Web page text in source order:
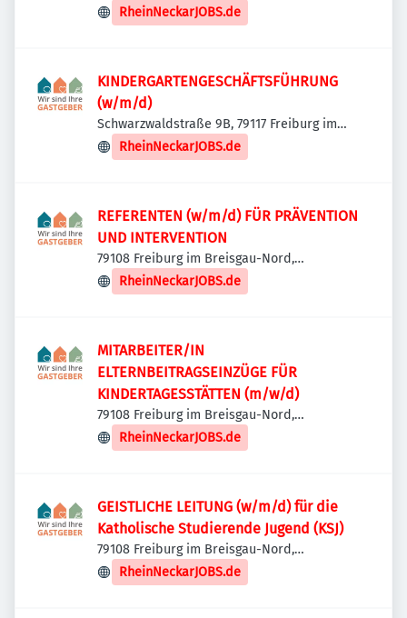
Deutschland
RheinNeckarJOBS.de
KINDERGARTENGESCHÄFTSFÜHRUNG
(w/m/d)
Schwarzwaldstraße 9B, 79117 Freiburg im
Breisgau, Deutschland
RheinNeckarJOBS.de
REFERENTEN (w/m/d) FÜR PRÄVENTION
UND INTERVENTION
79108 Freiburg im Breisgau-Nord,
Deutschland
RheinNeckarJOBS.de
MITARBEITER/IN
ELTERNBEITRAGSEINZÜGE FÜR
KINDERTAGESSTÄTTEN (m/w/d)
79108 Freiburg im Breisgau-Nord,
Deutschland
RheinNeckarJOBS.de
GEISTLICHE LEITUNG (w/m/d) für die
Katholische Studierende Jugend (KSJ)
79108 Freiburg im Breisgau-Nord,
Deutschland
RheinNeckarJOBS.de